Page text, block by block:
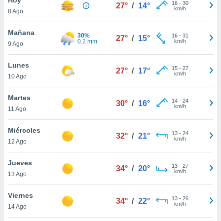
en
más
nuestra
de
cookies
aceptar
8 Ago
27° / 14° 16- 30
km/h
Mañana
9 Ago
30%
0.2 mm
27° / 15° 16- 31
km/h
Lunes
10 Ago
27° / 17° 15- 27
km/h
Martes
11 Ago
30° / 16° 14- 24
km/h
Miércoles
12 Ago
32° / 21° 13- 24
km/h
Jueves
13 Ago
34° / 20° 13- 27
km/h
Viernes
14 Ago
34° / 22° 13- 26
km/h